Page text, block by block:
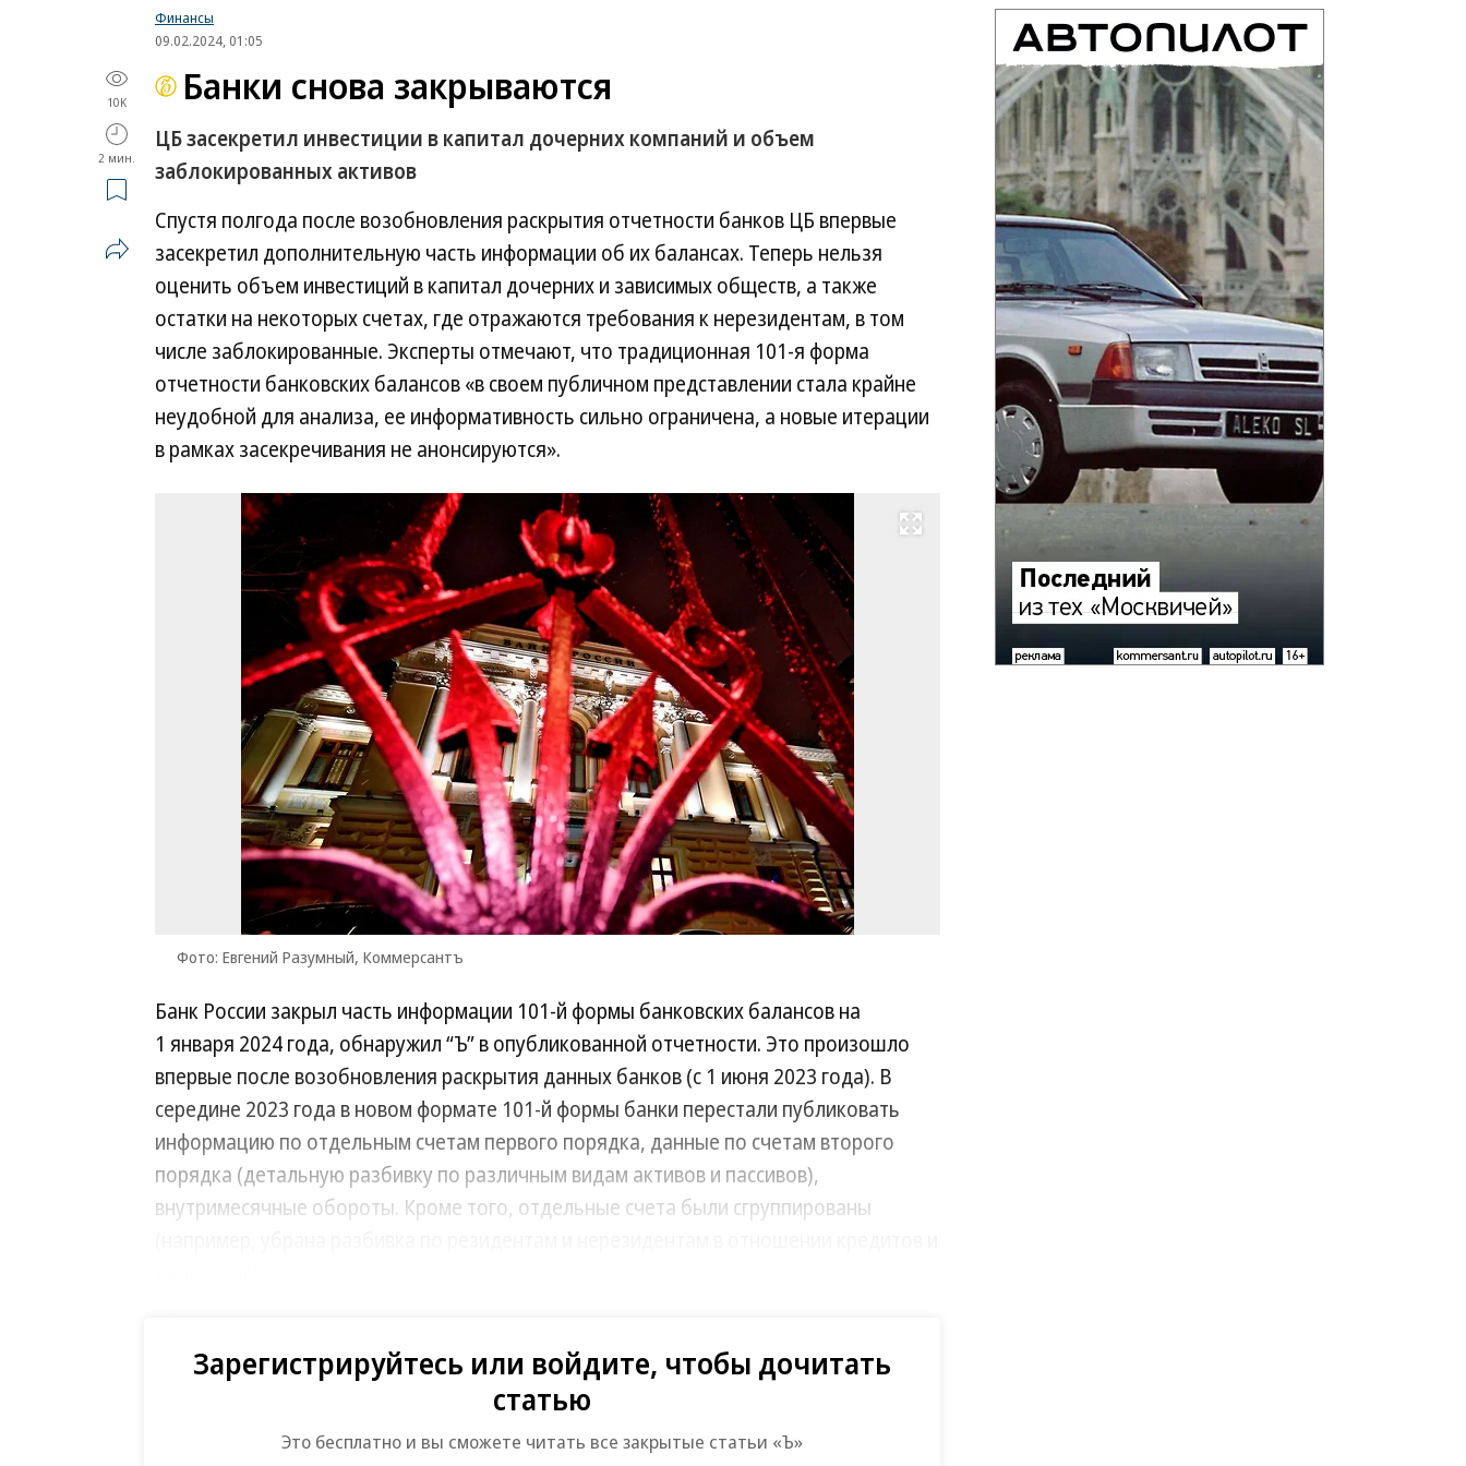
Финансы
09.02.2024, 01:05
10K
2 мин.
Банки снова закрываются
ЦБ засекретил инвестиции в капитал дочерних компаний и объем
заблокированных активов
Спустя полгода после возобновления раскрытия отчетности банков ЦБ впервые
засекретил дополнительную часть информации об их балансах. Теперь нельзя
оценить объем инвестиций в капитал дочерних и зависимых обществ, а также
остатки на некоторых счетах, где отражаются требования к нерезидентам, в том
числе заблокированные. Эксперты отмечают, что традиционная 101-я форма
отчетности банковских балансов «в своем публичном представлении стала крайне
неудобной для анализа, ее информативность сильно ограничена, а новые итерации
в рамках засекречивания не анонсируются».
Развернуть на весь экран
Фото: Евгений Разумный, Коммерсантъ
Разумный,
Коммерсантъ
Банк России закрыл часть информации 101-й формы банковских балансов на
1 января 2024 года, обнаружил “Ъ” в опубликованной отчетности. Это произошло
впервые после возобновления раскрытия данных банков (с 1 июня 2023 года). В
середине 2023 года в новом формате 101-й формы банки перестали публиковать
информацию по отдельным счетам первого порядка, данные по счетам второго
порядка (детальную разбивку по различным видам активов и пассивов),
внутримесячные обороты. Кроме того, отдельные счета были сгруппированы
Во-первых, появился новый групповой счет 60.0 (активный и пассивный). На нем
суммируются остатки по счетам 601 (участие в дочерних, зависимых АО, паевых
Зарегистрируйтесь или войдите, чтобы дочитать
статью
Это бесплатно и вы сможете читать все закрытые статьи «Ъ»